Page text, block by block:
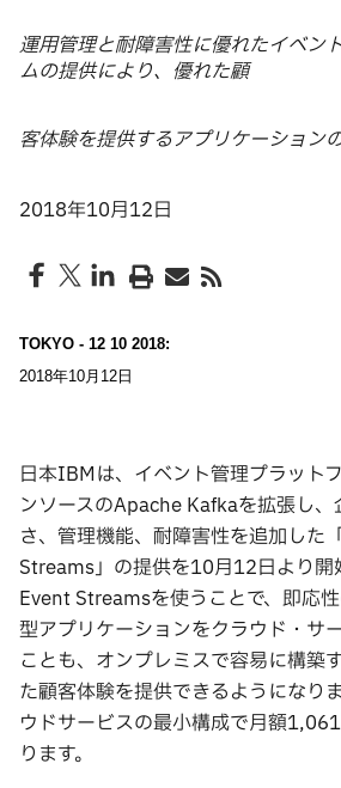
運用管理と耐障害性に優れたイベン
ムの提供により、優れた顧
客体験を提供するアプリケーション
2018年10月12日
TOKYO - 12 10 2018:
2018年10月12日
日本IBMは、イベント管理プラット
ンソースのApache Kafkaを拡張し
さ、管理機能、耐障害性を追加した
Streams」の提供を10月12日より開
Event Streamsを使うことで、即応
型アプリケーションをクラウド・サ
ことも、オンプレミスで容易に構築
た顧客体験を提供できるようになり
ウドサービスの最小構成で月額
ります。